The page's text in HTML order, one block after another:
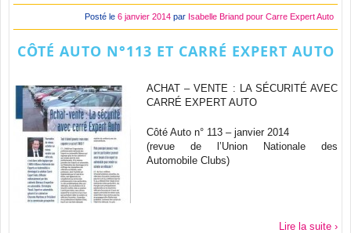
Posté le 6 janvier 2014 par Isabelle Briand pour Carre Expert Auto
CÔTÉ AUTO N°113 ET CARRÉ EXPERT AUTO
ACHAT – VENTE : LA SÉCURITÉ AVEC
CARRÉ EXPERT AUTO
Côté Auto n° 113 – janvier 2014
(revue de l’Union Nationale des
Automobile Clubs)
Lire la suite ›